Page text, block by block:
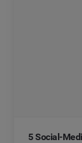
5 Social-